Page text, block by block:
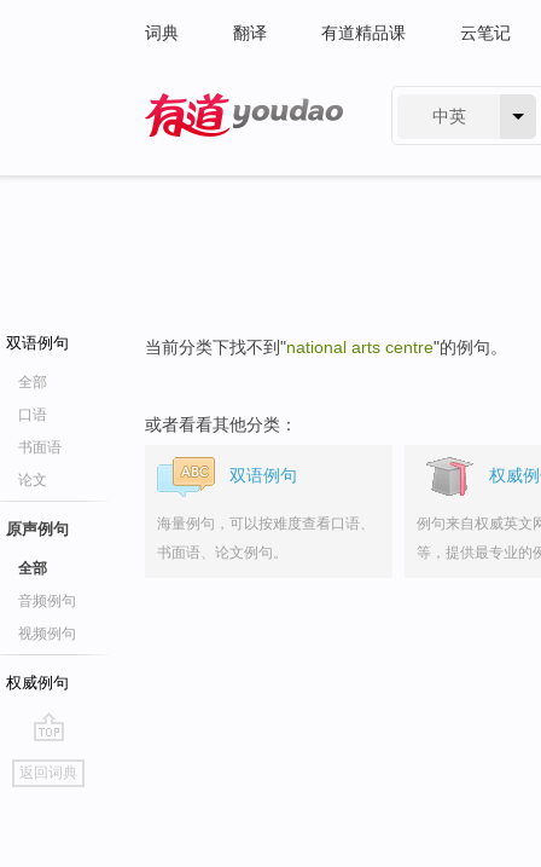
词典 翻译 有道精品课 云笔记
中英
双语例句
全部
口语
书面语
论文
原声例句
全部
音频例句
视频例句
权威例句
go
top
返回词典
当前分类下找不到"national arts centre"的例句。
或者看看其他分类：
双语例句
海量例句，可以按难度查看口语、
书面语、论文例句。
权威
例句来自权威英文
等，提供最专业的